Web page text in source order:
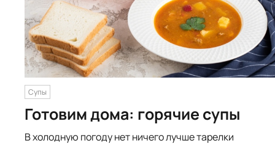
Супы
Готовим дома: горячие супы
В холодную погоду нет ничего лучше тарелки